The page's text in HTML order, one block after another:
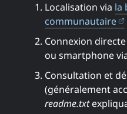
Localisation via la
communautaire
Connexion
ou smartphone
Consultation et
(généralement
readme.txt